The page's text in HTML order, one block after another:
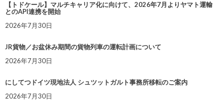
【トドケール】マルチキャリア化に向けて、2026年7月よりヤマト運輸
とのAPI連携を開始
2026年7月30日
JR貨物／お盆休み期間の貨物列車の運転計画について
2026年7月30日
にしてつドイツ現地法人 シュツットガルト事務所移転のご案内
2026年7月30日